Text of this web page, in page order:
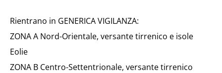
Rientrano in GENERICA VIGILANZA:
ZONA A Nord-Orientale, versante tirrenico e isole
Eolie
ZONA B Centro-Settentrionale, versante tirrenico